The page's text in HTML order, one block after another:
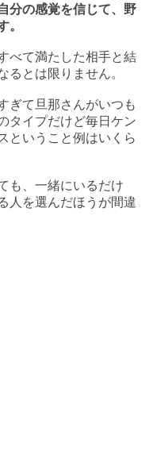
分の感覚を信じて、野
。
べて満たした相手と結
るとは限りません。
ぎて旦那さんがいつも
タイプだけど毎日ケン
ということ例はいくら
も、一緒にいるだけ
人を選んだほうが間違